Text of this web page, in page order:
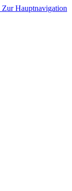
Zur Hauptnavigation